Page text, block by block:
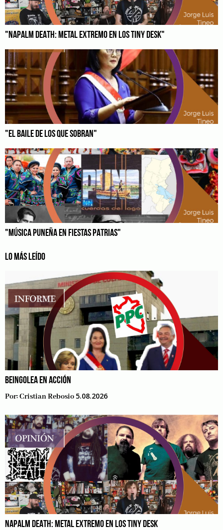
"NAPALM DEATH: METAL EXTREMO EN LOS TINY DESK"
"EL BAILE DE LOS QUE SOBRAN"
"MÚSICA PUNEÑA EN FIESTAS PATRIAS"
LO MÁS LEÍDO
BEINGOLEA EN ACCIÓN
Por:Cristian Rebosio 5.08.2026
NAPALM DEATH: METAL EXTREMO EN LOS TINY DESK